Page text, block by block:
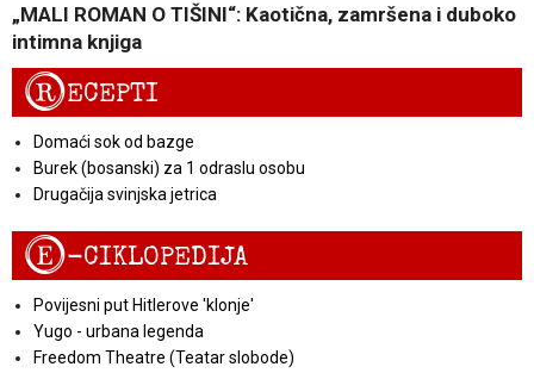
„MALI ROMAN O TIŠINI“: Kaotična, zamršena i duboko
intimna knjiga
RECEPTI
Domaći sok od bazge
Burek (bosanski) za 1 odraslu osobu
Drugačija svinjska jetrica
E-CIKLOPEDIJA
Povijesni put Hitlerove 'klonje'
Yugo - urbana legenda
Freedom Theatre (Teatar slobode)